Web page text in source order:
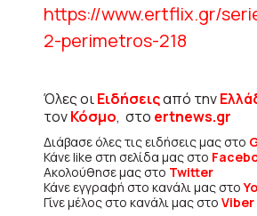
https://www.ertflix.gr/
2-perimetros-218
Όλες οιΕιδήσειςαπό την
τονΚόσμο, στο ertnews.gr
Διάβασε όλες τις ειδήσεις μας στο
Κάνε like στη σελίδα μας στο
Ακολούθησε μας στο Twitter
Κάνε εγγραφή στο κανάλι μας στο
Γίνε μέλος στο κανάλι μας στο Viber